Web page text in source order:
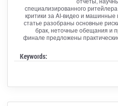
специализированного
критики за AI-видео и машинные
статье разобраны основные
брак, неточные обещания и
финале предложены
Keywords: